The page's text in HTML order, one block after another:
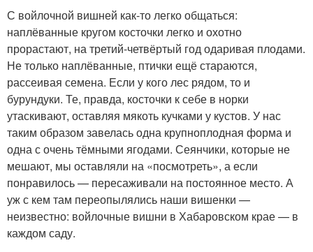
С войлочной вишней как-то легко общаться:
наплёванные кругом косточки легко и охотно
прорастают, на третий-четвёртый год одаривая плодами.
Не только наплёванные, птички ещё стараются,
рассеивая семена. Если у кого лес рядом, то и
бурундуки. Те, правда, косточки к себе в норки
утаскивают, оставляя мякоть кучками у кустов. У нас
таким образом завелась одна крупноплодная форма и
одна с очень тёмными ягодами. Сеянчики, которые не
мешают, мы оставляли на «посмотреть», а если
понравилось — пересаживали на постоянное место. А
уж с кем там переопылялись наши вишенки —
неизвестно: войлочные вишни в Хабаровском крае — в
каждом саду.